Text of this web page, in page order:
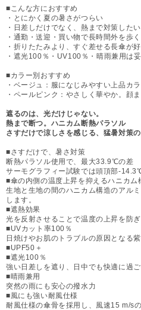
■こんな方におすすめ
・とにかく夏の暑さがつらい
・日差しだけでなく、熱まで対策したい
・通勤・送迎・買い物で長時間外を歩く
・折りたたみより、すぐ差せる長傘が好
・遮光100％・UV100％・晴雨兼用は
■カラー別おすすめ
・ベージュ：服になじみやすい上品カ
・ペールピンク：やさしく華やか。顔
遮るのは、光だけじゃない。
熱まで断つ。ハニカム断熱パラソル
さすだけで涼しさを感じる、猛暑対策の
■さすだけで、暑さ対策
断熱パラソル使用で、最大33.9℃の差
サーモグラフィー試験では頭頂部-
■傘の内側の温度上昇を抑えるハニカム
生地と生地の間のハニカム構造のアル
します。
■遮熱効果
光を反射させることで温度の上昇を防
■UVカット率100％
日焼けやお肌のトラブルの原因となる
■UPF50＋
■遮光100％
強い日差しを遮り、日中でも快適に過
■晴雨兼用
突然の雨にも安心の撥水力
■風にも強い耐風仕様
耐風仕様の傘骨を採用し、風速15 m/s